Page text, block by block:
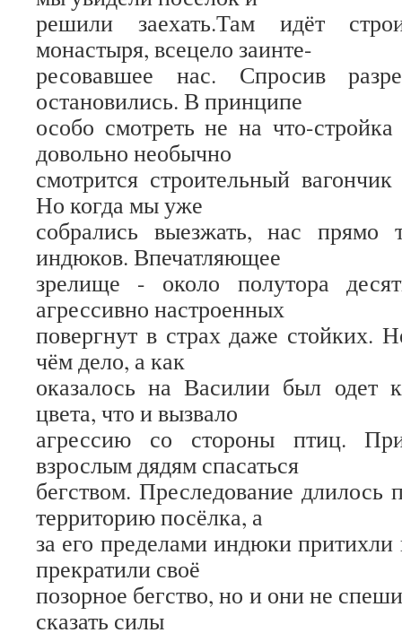
решили заехать.Там идёт
монастыря, всецело заинте-
ресовавшее нас. Спросив
остановились. В принципе
особо смотреть не на что-
довольно необычно
смотрится строительный
Но когда мы уже
собрались выезжать, нас прямо
индюков. Впечатляющее
зрелище - около полутора
агрессивно настроенных
повергнут в страх даже стойких.
чём дело, а как
оказалось на Василии был одет
цвета, что и вызвало
агрессию со стороны птиц.
взрослым дядям спасаться
бегством. Преследование
территорию посёлка, а
за его пределами индюки
прекратили своё
позорное бегство, но и они не
сказать силы